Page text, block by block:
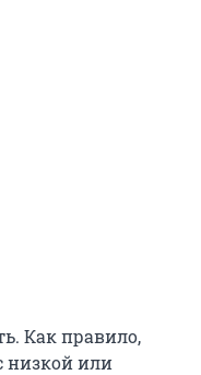
Как правило,
низкой или